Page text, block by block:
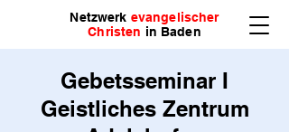
Netzwerk evangelischer
Christen in Baden
Gebetsseminar I
Geistliches Zentrum